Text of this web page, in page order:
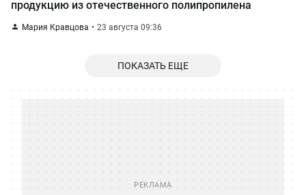
продукцию из отечественного полипропилена
Мария Кравцова 23 августа 09:36
ПОКАЗАТЬ ЕЩЕ